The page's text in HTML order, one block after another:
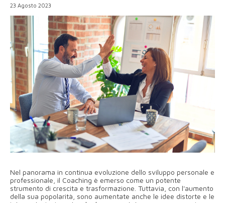
23 Agosto 2023
Nel panorama in continua evoluzione dello sviluppo personale e
professionale, il Coaching è emerso come un potente
strumento di crescita e trasformazione. Tuttavia, con l'aumento
della sua popolarità, sono aumentate anche le idee distorte e le